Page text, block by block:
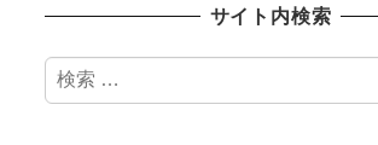
サイト内検索
検
索